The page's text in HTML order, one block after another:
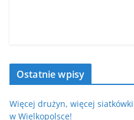
Ostatnie wpisy
Więcej drużyn, więcej
w Wielkopolsce!